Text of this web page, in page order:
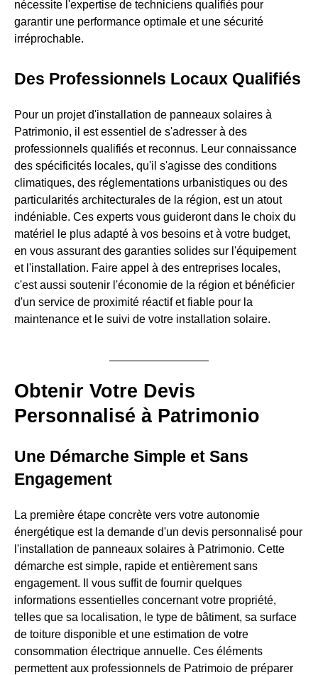
nécessite l'expertise de techniciens qualifiés pour
garantir une performance optimale et une sécurité
irréprochable.
Des Professionnels Locaux Qualifiés
Pour un projet d'installation de panneaux solaires à
Patrimonio, il est essentiel de s'adresser à des
professionnels qualifiés et reconnus. Leur connaissance
des spécificités locales, qu'il s'agisse des conditions
climatiques, des réglementations urbanistiques ou des
particularités architecturales de la région, est un atout
indéniable. Ces experts vous guideront dans le choix du
matériel le plus adapté à vos besoins et à votre budget,
en vous assurant des garanties solides sur l'équipement
et l'installation. Faire appel à des entreprises locales,
c'est aussi soutenir l'économie de la région et bénéficier
d'un service de proximité réactif et fiable pour la
maintenance et le suivi de votre installation solaire.
Obtenir Votre Devis
Personnalisé à Patrimonio
Une Démarche Simple et Sans
Engagement
La première étape concrète vers votre autonomie
énergétique est la demande d'un devis personnalisé pour
l'installation de panneaux solaires à Patrimonio. Cette
démarche est simple, rapide et entièrement sans
engagement. Il vous suffit de fournir quelques
informations essentielles concernant votre propriété,
telles que sa localisation, le type de bâtiment, sa surface
de toiture disponible et une estimation de votre
consommation électrique annuelle. Ces éléments
permettent aux professionnels de Patrimoio de préparer